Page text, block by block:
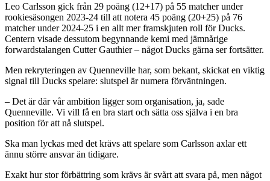
Leo Carlsson gick från 29 poäng (12+17) på 55 matcher under
rookiesäsongen 2023-24 till att notera 45 poäng (20+25) på 76
matcher under 2024-25 i en allt mer framskjuten roll för Ducks.
Centern visade dessutom begynnande kemi med jämnårige
forwardstalangen Cutter Gauthier – något Ducks gärna ser fortsätter.
Men rekryteringen av Quenneville har, som bekant, skickat en viktig
signal till Ducks spelare: slutspel är numera förväntningen.
– Det är där vår ambition ligger som organisation, ja, sade
Quenneville. Vi vill få en bra start och sätta oss själva i en bra
position för att nå slutspel.
Ska man lyckas med det krävs att spelare som Carlsson axlar ett
ännu större ansvar än tidigare.
Exakt hur stor förbättring som krävs är svårt att svara på, men något